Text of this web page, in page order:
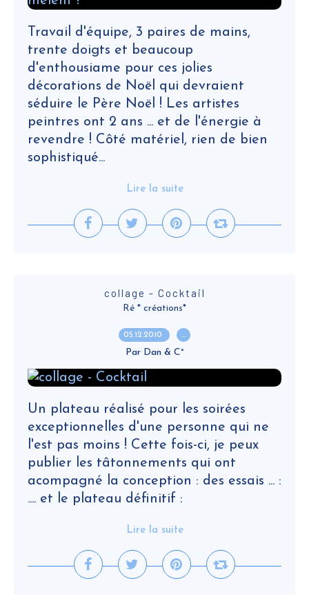
Travail d'équipe, 3 paires de mains,
trente doigts et beaucoup
d'enthousiame pour ces jolies
décorations de Noël qui devraient
séduire le Père Noël ! Les artistes
peintres ont 2 ans ... et de l'énergie à
revendre ! Côté matériel, rien de bien
sophistiqué...
Lire la suite
collage - Cocktail
Ré * créations*
05.12.2010 …
Par Dan & C°
Un plateau réalisé pour les soirées
exceptionnelles d'une personne qui ne
l'est pas moins ! Cette fois-ci, je peux
publier les tâtonnements qui ont
acompagné la conception : des essais ... :
.... et le plateau définitif :
Lire la suite